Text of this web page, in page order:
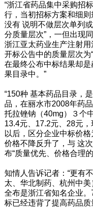
“浙江省药品集中采购招
行，当初招标方案和细则
没有 说明不做层次单列
分质量层次”，一但出现
浙江亚太药业生产注射
开标公告中的质量层次为
在最终公布中标结果却是
果目录中。”
“150种 基本药品目录，
品，在丽水市2008年药
托拉锉钠（40mg）３个
13.4元、17.2元、28元
以后，区分企业中标价
价格不降反升了，与 这
布“质量优先、价格合理
知情人告诉记者：“更有
太、华北制药、杭州中
全布是浙江省知名企业
标已经违背了提高药品